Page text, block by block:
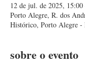
12 de jul. de 2025,
Porto Alegre, R. dos
Histórico, Porto Alegre -
sobre o evento